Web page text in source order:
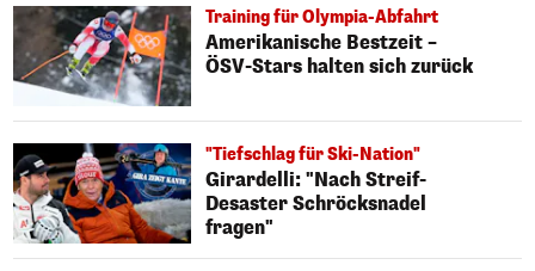
Training für Olympia-Abfahrt
Amerikanische Bestzeit –
ÖSV-Stars halten sich zurück
"Tiefschlag für Ski-Nation"
Girardelli: "Nach Streif-
Desaster Schröcksnadel
fragen"